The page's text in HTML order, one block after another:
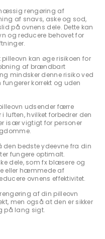
rengøring af
af snavs, aske og sod,
på ovnens dele. Dette kan
og reducere behovet for
pilleovn kan øge risikoen for
af brændbart
mindsker denne risiko ved
korrekt og uden
udsender færre
luften, hvilket forbedrer den
især vigtigt for personer
den bedste ydeevne fra din
fungere optimalt.
dele, som fx blæsere og
eller hæmmede af
ovnens effektivitet.
af din pilleovn
men også at den er sikker
på lang sigt.